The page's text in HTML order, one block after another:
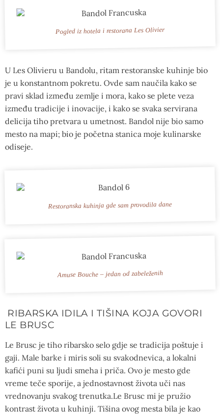
Pogled iz hotela i restorana Les Olivier
U Les Olivieru u Bandolu, ritam restoranske kuhinje bio
je u konstantnom pokretu. Ovde sam naučila kako se
pravi sklad između zemlje i mora, kako se plete veza
između tradicije i inovacije, i kako se svaka servirana
delicija tiho pretvara u umetnost. Bandol nije bio samo
mesto na mapi; bio je početna stanica moje kulinarske
odiseje.
Restoranska kuhinja gde sam provodila dane
Amuse Bouche – jedan od zabeleženih
RIBARSKA IDILA I TIŠINA KOJA GOVORI
LE BRUSC
Le Brusc je tiho ribarsko selo gdje se tradicija poštuje i
gaji. Male barke i miris soli su svakodnevica, a lokalni
kafići puni su ljudi smeha i priča. Ovo je mesto gde
vreme teče sporije, a jednostavnost života uči nas
vrednovanju svakog trenutka.Le Brusc mi je pružio
kontrast života u kuhinji. Tišina ovog mesta bila je kao